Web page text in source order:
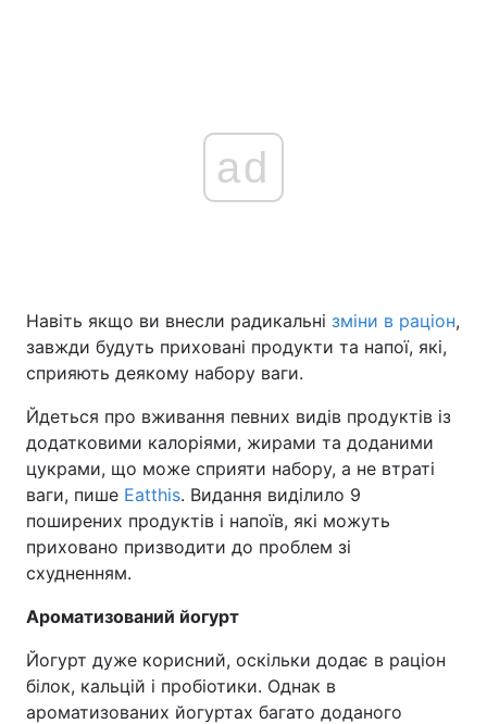
ad
Навіть якщо ви внесли радикальні зміни в раціон,
завжди будуть приховані продукти та напої, які,
сприяють деякому набору ваги.
Йдеться про вживання певних видів продуктів із
додатковими калоріями, жирами та доданими
цукрами, що може сприяти набору, а не втраті
ваги, пише Eatthis. Видання виділило 9
поширених продуктів і напоїв, які можуть
приховано призводити до проблем зі
схудненням.
Ароматизований йогурт
Йогурт дуже корисний, оскільки додає в раціон
білок, кальцій і пробіотики. Однак в
ароматизованих йогуртах багато доданого